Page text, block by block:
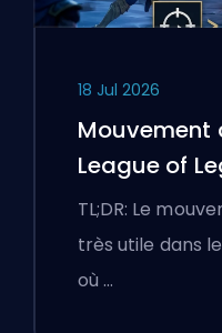
18 Jul 2026
Mouvement
League of
TL;DR: Le
très utile dans
où …